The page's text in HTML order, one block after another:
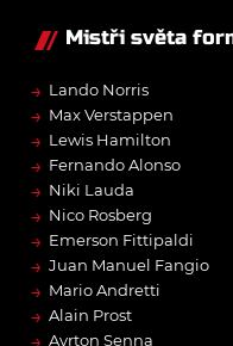
Mistři světa
→ Lando Norris
→ Max Verstappen
→ Lewis Hamilton
→ Fernando Alonso
→ Niki Lauda
→ Nico Rosberg
→ Emerson Fittipaldi
→ Juan Manuel Fangio
→ Mario Andretti
→ Alain Prost
Ayrton Senna